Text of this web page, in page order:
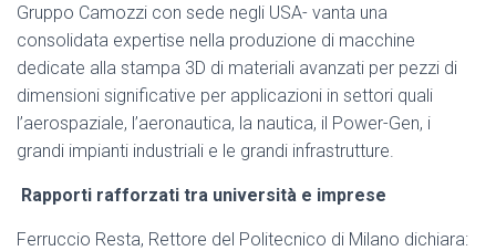
Gruppo Camozzi con sede negli USA- vanta una
consolidata expertise nella produzione di macchine
dedicate alla stampa 3D di materiali avanzati per pezzi di
dimensioni significative per applicazioni in settori quali
l’aerospaziale, l’aeronautica, la nautica, il Power-Gen, i
grandi impianti industriali e le grandi infrastrutture.
Rapporti rafforzati tra università e imprese
Ferruccio Resta, Rettore del Politecnico di Milano dichiara: